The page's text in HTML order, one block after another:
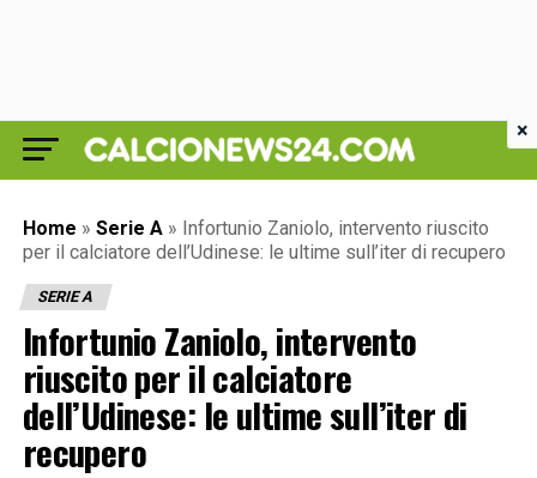
Home » Serie A » Infortunio Zaniolo, intervento riuscito
per il calciatore dell’Udinese: le ultime sull’iter di recupero
SERIE A
Infortunio Zaniolo, intervento
riuscito per il calciatore
dell’Udinese: le ultime sull’iter di
recupero
×